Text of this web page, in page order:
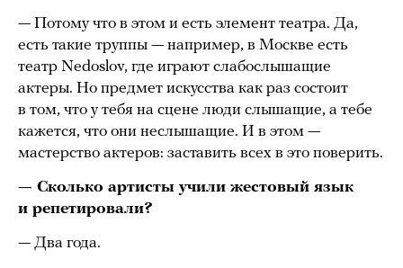
— Потому что в этом и есть элемент театра. Да,
есть такие труппы — например, в Москве есть
театр Nedoslov, где играют слабослышащие
актеры. Но предмет искусства как раз состоит
в том, что у тебя на сцене люди слышащие, а тебе
кажется, что они неслышащие. И в этом —
мастерство актеров: заставить всех в это поверить.
— Сколько артисты учили жестовый язык
и репетировали?
— Два года.